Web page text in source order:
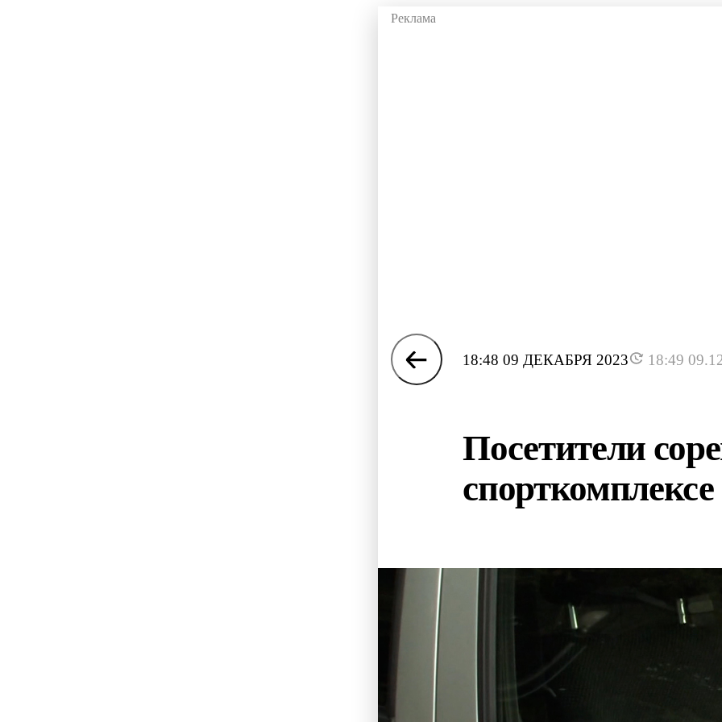
18:48 09 ДЕКАБРЯ 2023 18:49
Посетители